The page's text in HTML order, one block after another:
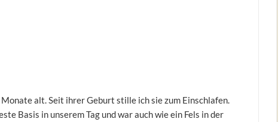
alt. Seit ihrer Geburt stille ich sie zum Einschlafen.
Basis in unserem Tag und war auch wie ein Fels in der